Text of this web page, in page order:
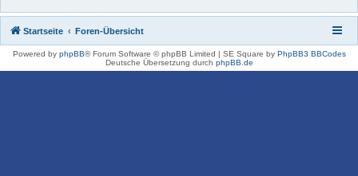
Startseite Foren-Übersicht
Powered by phpBB® Forum Software © phpBB Limited | SE Square by PhpBB3 BBCodes
Deutsche Übersetzung durch phpBB.de